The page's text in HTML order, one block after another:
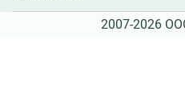
2007-2026